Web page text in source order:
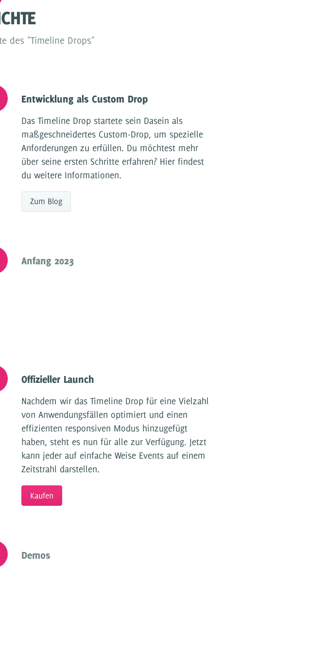
des "Timeline Drops"
Entwicklung als Custom Drop
Das Timeline Drop startete sein Dasein als
maßgeschneidertes Custom-Drop, um spezielle
Anforderungen zu erfüllen. Du möchtest mehr
über seine ersten Schritte erfahren? Hier findest
du weitere Informationen.
Zum Blog
Anfang 2023
Offizieller Launch
Nachdem wir das Timeline Drop für eine Vielzahl
von Anwendungsfällen optimiert und einen
effizienten responsiven Modus hinzugefügt
haben, steht es nun für alle zur Verfügung. Jetzt
kann jeder auf einfache Weise Events auf einem
Zeitstrahl darstellen.
Kaufen
Demos